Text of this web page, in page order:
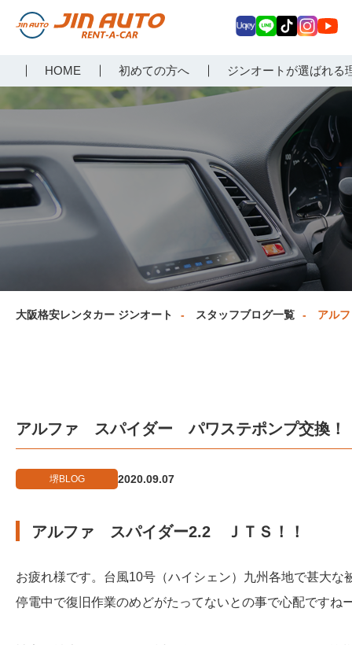
らジンオートレンタカー
HOME 初めての方へ ジンオートが選ばれる
ey E
Tokagr
am
uT
ub
大阪格安レンタカー ジンオート スタッフブログ一覧 アル
アルファ スパイダー パワステポンプ交換！
堺BLOG 2020.09.07
アルファ スパイダー2.2 ＪＴＳ！！
お疲れ様です。台風10号（ハイシェン）九州各地で甚大
停電中で復旧作業のめどがたってないとの事で心配ですね